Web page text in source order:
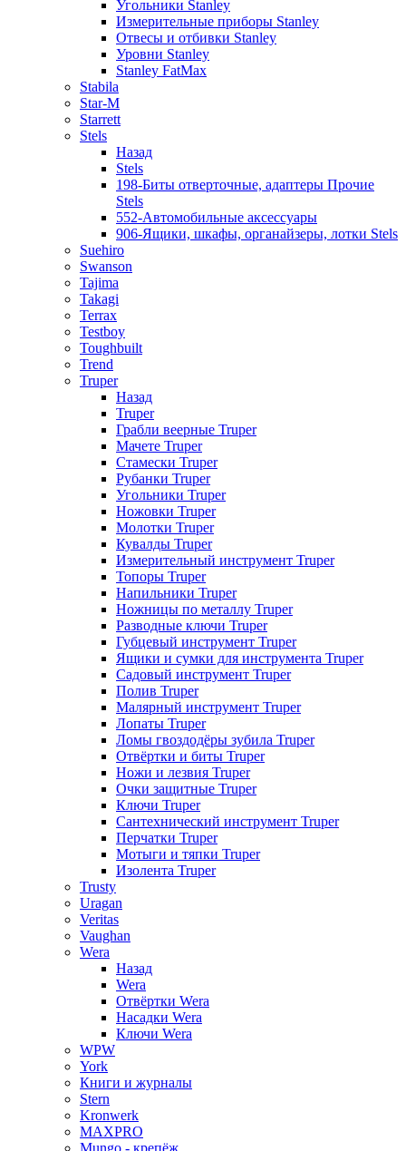
Угольники Stanley
Измерительные приборы Stanley
Отвесы и отбивки Stanley
Уровни Stanley
Stanley FatMax
Stabila
Star-M
Starrett
Stels
Назад
Stels
198-Биты отверточные, адаптеры Прочие
Stels
552-Автомобильные аксессуары
906-Ящики, шкафы, органайзеры, лотки Stels
Suehiro
Swanson
Tajima
Takagi
Terrax
Testboy
Toughbuilt
Trend
Truper
Назад
Truper
Грабли веерные Truper
Мачете Truper
Стамески Truper
Рубанки Truper
Угольники Truper
Ножовки Truper
Молотки Truper
Кувалды Truper
Измерительный инструмент Truper
Топоры Truper
Напильники Truper
Ножницы по металлу Truper
Разводные ключи Truper
Губцевый инструмент Truper
Ящики и сумки для инструмента Truper
Садовый инструмент Truper
Полив Truper
Малярный инструмент Truper
Лопаты Truper
Ломы гвоздодёры зубила Truper
Отвёртки и биты Truper
Ножи и лезвия Truper
Очки защитные Truper
Ключи Truper
Сантехнический инструмент Truper
Перчатки Truper
Мотыги и тяпки Truper
Изолента Truper
Trusty
Uragan
Veritas
Vaughan
Wera
Назад
Wera
Отвёртки Wera
Насадки Wera
Ключи Wera
WPW
York
Книги и журналы
Stern
Kronwerk
MAXPRO
Mungo - крепёж